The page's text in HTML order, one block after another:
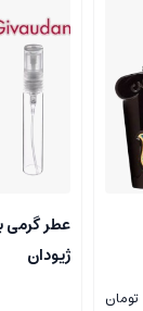
تومان
عطر گرمی
ژیودان